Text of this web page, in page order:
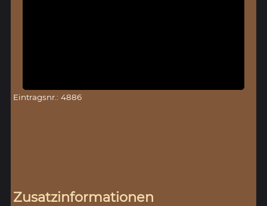
Eintragsnr.: 4886
Zusatzinformationen